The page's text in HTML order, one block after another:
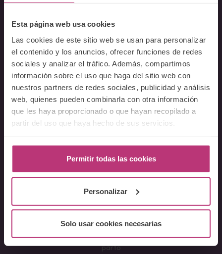
Esta página web usa cookies
Las cookies de este sitio web se usan para personalizar
el contenido y los anuncios, ofrecer funciones de redes
sociales y analizar el tráfico. Además, compartimos
información sobre el uso que haga del sitio web con
nuestros partners de redes sociales, publicidad y análisis
web, quienes pueden combinarla con otra información
que les haya proporcionado o que hayan recopilado a
partir del uso que haya hecho de sus servicios.
Permitir todas las cookies
Personalizar
Solo usar cookies necesarias
Acerca del Instituto
Equipo
Docentes
Preguntas frecuentes
Cursos
Conferencia Neurociencia de la Lactancia y aplicaciones
Psiquiatría perinatal
Lactancia y Salud Mental
La mirada perinatal en el ámbito social
Formación avanzada en acompañamiento y atención al
parto